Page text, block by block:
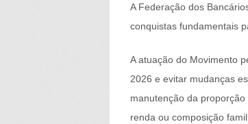
A Federação dos
conquistas fundamentais
A atuação do Movimento
2026 e evitar mudanças
manutenção da
renda ou composição